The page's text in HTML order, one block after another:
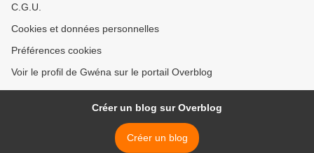
C.G.U.
Cookies et données personnelles
Préférences cookies
Voir le profil de Gwéna sur le portail Overblog
Créer un blog sur Overblog
Créer un blog